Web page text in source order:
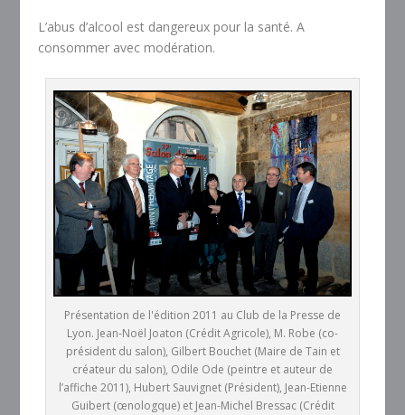
L’abus d’alcool est dangereux pour la santé. A
consommer avec modération.
Présentation de l'édition 2011 au Club de la Presse de
Lyon. Jean-Noël Joaton (Crédit Agricole), M. Robe (co-
président du salon), Gilbert Bouchet (Maire de Tain et
créateur du salon), Odile Ode (peintre et auteur de
l’affiche 2011), Hubert Sauvignet (Président), Jean-Etienne
Guibert (œnologque) et Jean-Michel Bressac (Crédit